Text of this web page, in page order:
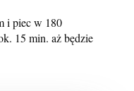
i piec w 180
15 min. aż będzie